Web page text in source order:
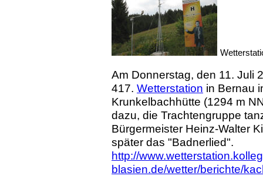
Am Donnerstag, den 11. Juli
417. Wetterstation in Bernau
Krunkelbachhütte (1294 m
dazu, die Trachtengruppe
Bürgermeister Heinz-Walter
später das "Badnerlied".
http://
blasien.de/wetter/berichte/